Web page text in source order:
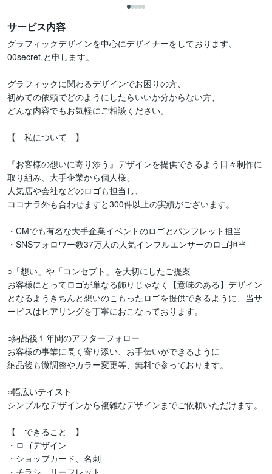
サービス内容
グラフィックデザインを中心にデザイナーをしております、
00secret.と申します。
グラフィックに関わるデザインでお困りの方、
初めての依頼でどのようにしたらいいか分からない方、
どんな内容でもお気軽にご相談ください。
【　私について　】
『お客様の想いに寄り添う』デザインを提供できるよう日々制作に
取り組み、大手企業から個人様、
人気店や会社などのロゴも担当し、
ココナラ外も合わせますと300件以上の実績がございます。
・CMでも有名な大手企業イベントのロゴとパンフレット担当
・SNSフォロワー数37万人の人気インフルエンサーのロゴ担当
○「想い」や「コンセプト」を大切にしたご提案
お客様にとってロゴが単なる飾りじゃなく【意味のある】デザイン
となるようきちんと想いのこもったロゴを提供できるように、当サ
ービスはヒアリングを丁寧におこなっております。
○納品後１年間のアフターフォロー
お客様の事業に長く寄り添い、お手伝いができるように
納品後も微調整やカラー変更等、無料で参っております。
○幅広いテイスト
シンプルなデザインから複雑なデザインまでご依頼いただけます。
【　できること　】
・ロゴデザイン
・ショップカード、名刺